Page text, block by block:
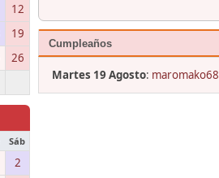
12
19
26
Sáb
2
Cumpleaños
Martes 19 Agosto: maromako68